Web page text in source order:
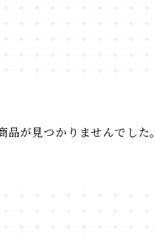
品が見つかりませんでした。